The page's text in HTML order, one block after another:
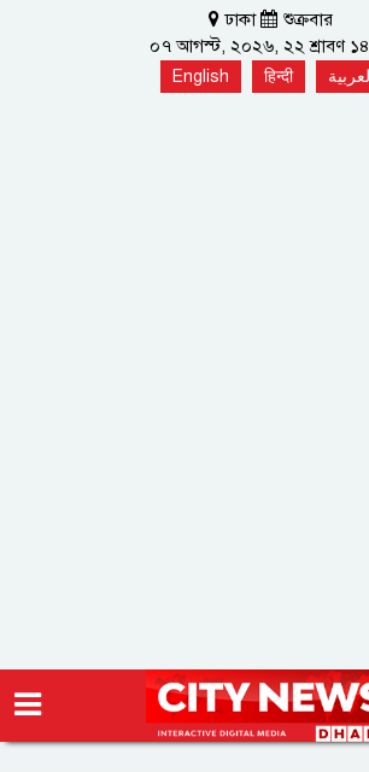
ঢাকা
শুক্রবার
০৭ আগস্ট, ২০২৬, ২২ শ্রাবণ
English हिन्दी